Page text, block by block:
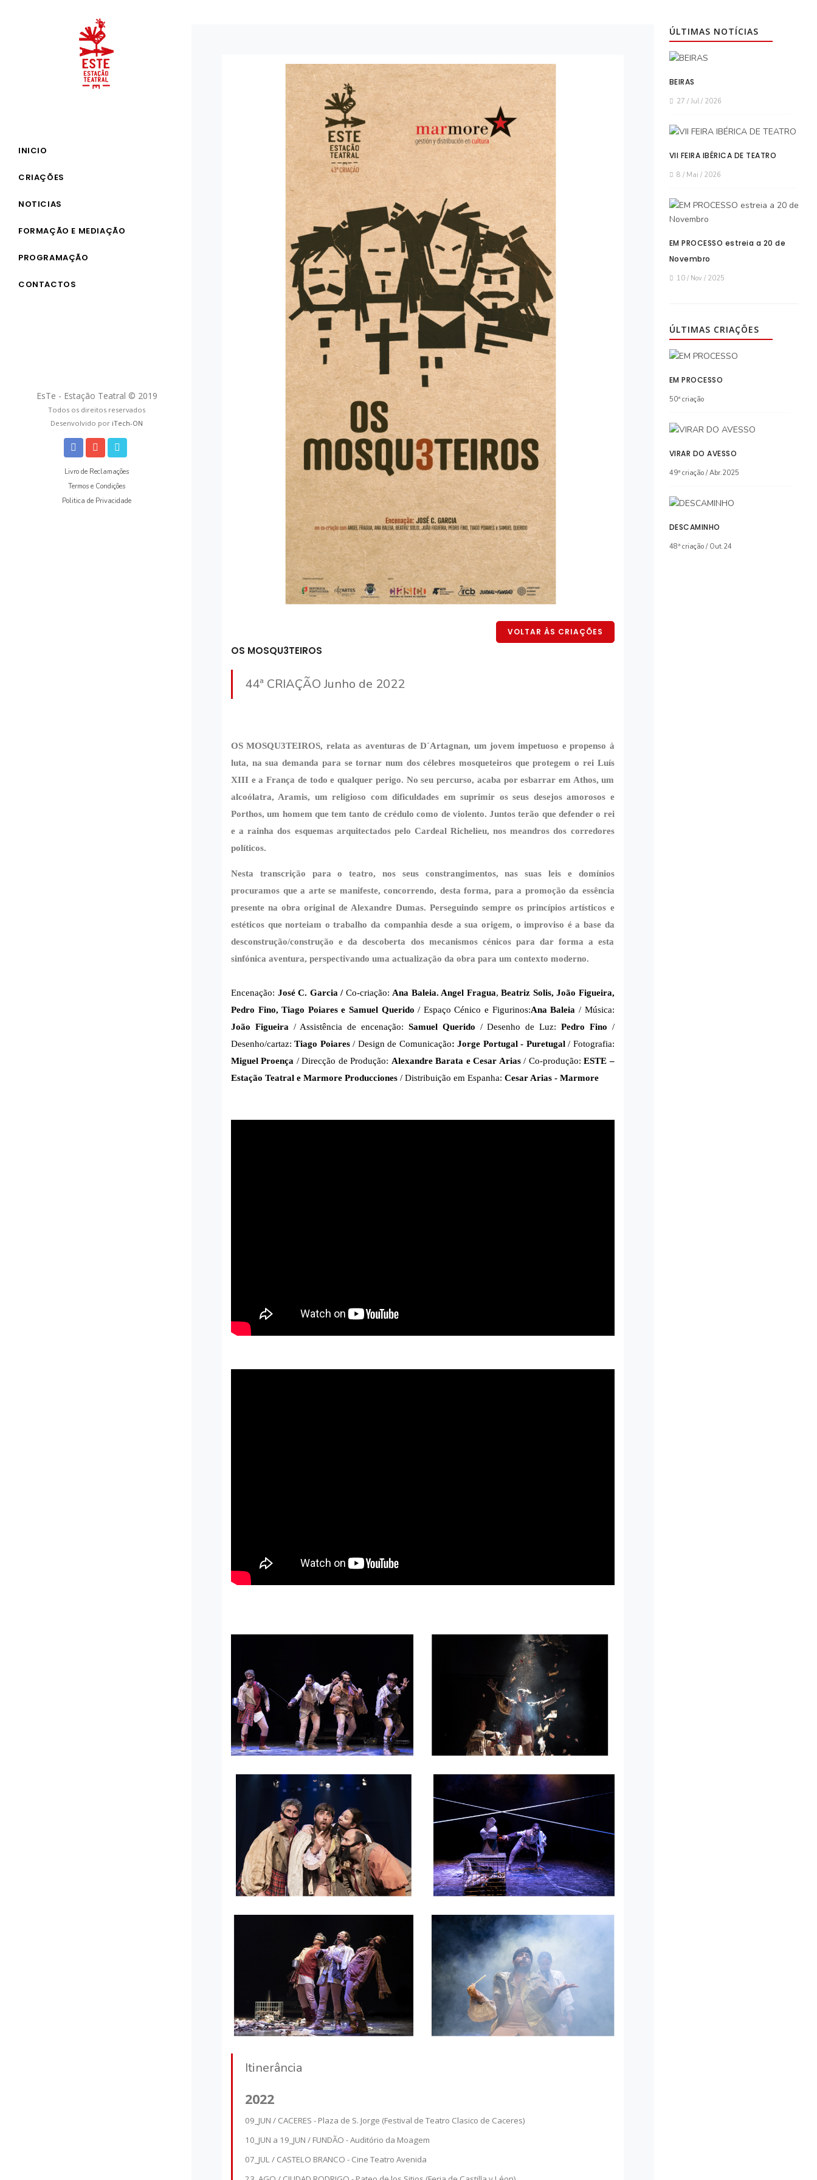
INICIO
CRIAÇÕES
NOTICIAS
FORMAÇÃO E MEDIAÇÃO
PROGRAMAÇÃO
CONTACTOS
EsTe - Estação Teatral © 2019
Todos os direitos reservados
Desenvolvido por iTech-ON
Livro de Reclamações
Termos e Condições
Politica de Privacidade
VOLTAR ÀS CRIAÇÕES
OS MOSQU3TEIROS
44ª CRIAÇÃO Junho de 2022
OS MOSQU3TEIROS, relata as aventuras de D´Artagnan, um jovem impetuoso e propenso à
luta, na sua demanda para se tornar num dos célebres mosqueteiros que protegem o rei Luís
XIII e a França de todo e qualquer perigo. No seu percurso, acaba por esbarrar em Athos, um
alcoólatra, Aramis, um religioso com dificuldades em suprimir os seus desejos amorosos e
Porthos, um homem que tem tanto de crédulo como de violento. Juntos terão que defender o rei
e a rainha dos esquemas arquitectados pelo Cardeal Richelieu, nos meandros dos corredores
políticos.
Nesta transcrição para o teatro, nos seus constrangimentos, nas suas leis e domínios
procuramos que a arte se manifeste, concorrendo, desta forma, para a promoção da essência
presente na obra original de Alexandre Dumas. Perseguindo sempre os princípios artísticos e
estéticos que norteiam o trabalho da companhia desde a sua origem, o improviso é a base da
desconstrução/construção e da descoberta dos mecanismos cénicos para dar forma a esta
sinfónica aventura, perspectivando uma actualização da obra para um contexto moderno.
Encenação: José C. Garcia / Co-criação: Ana Baleia. Angel Fragua, Beatriz Solis, João Figueira,
Pedro Fino, Tiago Poiares e Samuel Querido / Espaço Cénico e Figurinos:Ana Baleia / Música:
João Figueira / Assistência de encenação: Samuel Querido / Desenho de Luz: Pedro Fino /
Desenho/cartaz:Tiago Poiares/ Design de Comunicação: Jorge Portugal - Puretugal/ Fotografia:
Miguel Proença / Direcção de Produção: Alexandre Barata e Cesar Arias/ Co-produção:ESTE –
Estação Teatral e Marmore Producciones / Distribuição em Espanha: Cesar Arias - Marmore
Itinerância
2022
09_JUN / CACERES - Plaza de S. Jorge (Festival de Teatro Clasico de Caceres)
10_JUN a 19_JUN / FUNDÃO - Auditório da Moagem
07_JUL / CASTELO BRANCO - Cine Teatro Avenida
ÚLTIMAS NOTÍCIAS
BEIRAS
27 / Jul / 2026
VII FEIRA IBÉRICA DE TEATRO
8 / Mai / 2026
EM PROCESSO estreia a 20 de
Novembro
10 / Nov / 2025
ÚLTIMAS CRIAÇÕES
EM PROCESSO
50ª criação
VIRAR DO AVESSO
49ª criação / Abr.2025
DESCAMINHO
48ª criação / Out.24